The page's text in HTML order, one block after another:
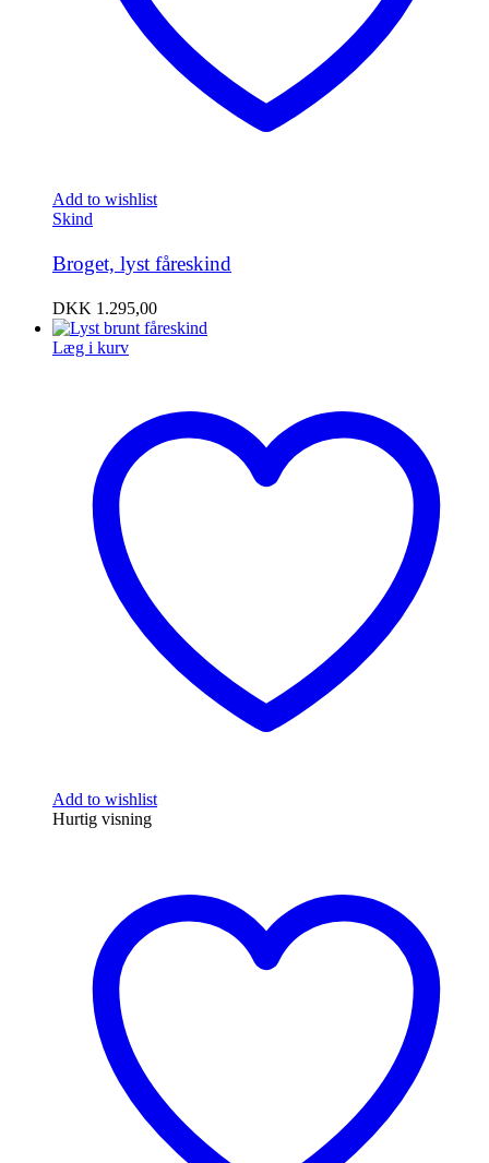
Add to wishlist
Skind
Broget, lyst fåreskind
DKK 1.295,00
Læg i kurv
Add to wishlist
Hurtig visning